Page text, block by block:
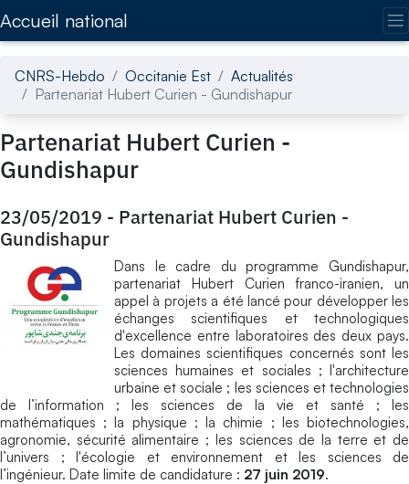
Accueil national
CNRS-Hebdo Occitanie Est
Actualités
Partenariat Hubert Curien - Gundishapur
Partenariat Hubert Curien -
Gundishapur
23/05/2019 - Partenariat Hubert Curien -
Gundishapur
Dans le cadre du programme Gundishapur,
partenariat Hubert Curien franco-iranien, un
appel à projets a été lancé pour développer les
échanges scientifiques et technologiques
d'excellence entre laboratoires des deux pays.
Les domaines scientifiques concernés sont les
sciences humaines et sociales ; l'architecture
urbaine et sociale ; les sciences et technologies
de l’information ; les sciences de la vie et santé ; les
mathématiques ; la physique ; la chimie ; les biotechnologies,
agronomie, sécurité alimentaire ; les sciences de la terre et de
l’univers ; l'écologie et environnement et les sciences de
l’ingénieur. Date limite de candidature : 27 juin 2019.